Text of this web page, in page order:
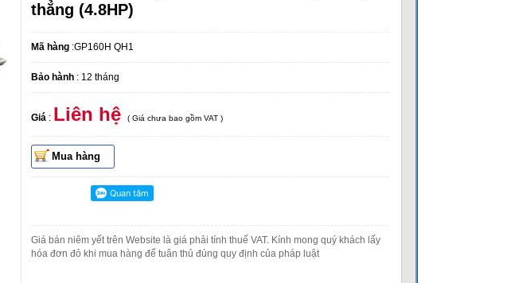
thẳng (4.8HP)
Mã hàng :GP160H QH1
Bảo hành : 12 tháng
Giá : Liên hệ ( Giá chưa bao gồm VAT )
Mua hàng
Giá bán niêm yết trên Website là giá phải tính thuế VAT. Kính mong quý khách lấy
hóa đơn đỏ khi mua hàng để tuân thủ đúng quy định của pháp luật